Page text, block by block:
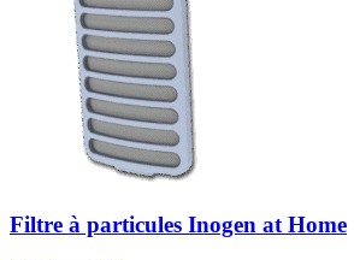
Filtre à particules Inogen at Home